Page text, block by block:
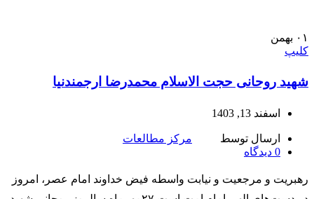
۰۱ بهمن
کلیپ
شهید روحانی حجت الاسلام محمدرضا ارجمند‌نیا
اسفند 13, 1403
ارسال توسط
مرکز مطالعات
0 دیدگاه
رهبریت و مرجعیت و نیابت واسطه فیض خداوند امام عصر، امروز